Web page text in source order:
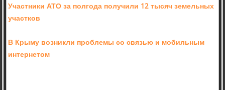
Участники АТО за полгода получили 12 тысяч земельных
участков
В Крыму возникли проблемы со связью и мобильным
интернетом